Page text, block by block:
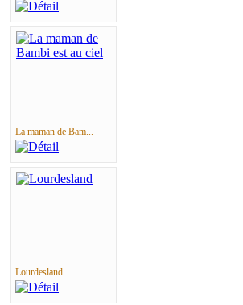
La maman de Bam...
Lourdesland